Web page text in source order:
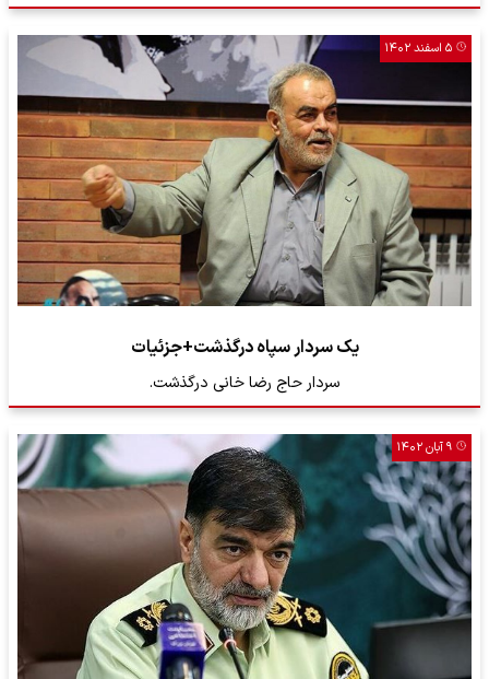
۵ اسفند ۱۴۰۲
یک سردار سپاه درگذشت+جزئیات
سردار حاج رضا خانی درگذشت.
۹ آبان ۱۴۰۲